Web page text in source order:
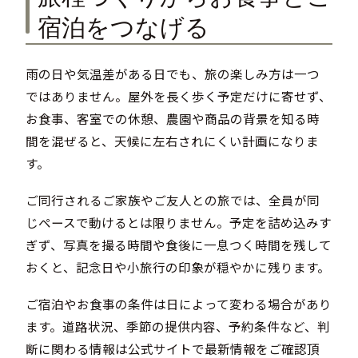
宿泊をつなげる
雨の日や気温差がある日でも、旅の楽しみ方は一つ
ではありません。屋外を長く歩く予定だけに寄せず、
お食事、客室での休憩、農園や商品の背景を知る時
間を混ぜると、天候に左右されにくい計画になりま
す。
ご同行されるご家族やご友人との旅では、全員が同
じペースで動けるとは限りません。予定を詰め込みす
ぎず、写真を撮る時間や食後に一息つく時間を残して
おくと、記念日や小旅行の印象が穏やかに残ります。
ご宿泊やお食事の条件は日によって変わる場合があり
ます。道路状況、季節の提供内容、予約条件など、判
断に関わる情報は公式サイトで最新情報をご確認頂